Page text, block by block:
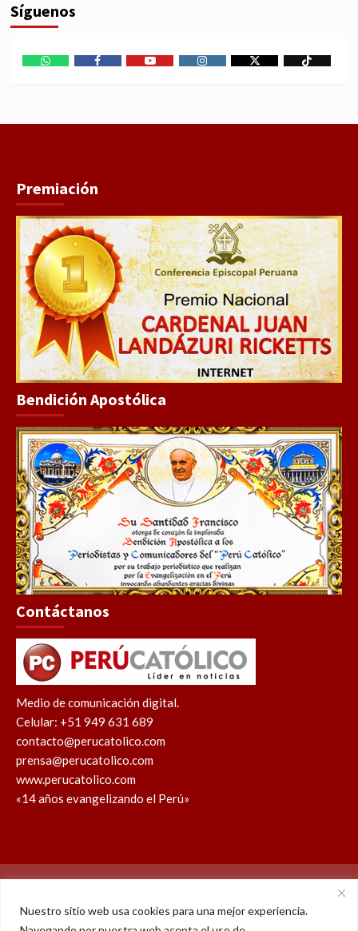
Nuestro sitio web usa cookies para una mejor experiencia.
Síguenos
Premiación
Bendición Apostólica
Contáctanos
Medio de comunicación digital.
Celular: +51 949 631 689
contacto@perucatolico.com
prensa@perucatolico.com
www.perucatolico.com
«14 años evangelizando el Perú»